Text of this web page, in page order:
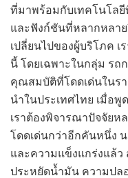
ที่มาพร้อมกับเทคโนโล
และฟังก์ชันที่หลากหลา
เปลี่ยนไปของผู้บริโภค
นี้ โดยเฉพาะในกลุ่ม รถ
คุณสมบัติที่โดดเด่นในรา
นำในประเทศไทย เมื่อ
เราต้องพิจารณาปัจจัยห
โดดเด่นกว่าอีกคันหนึ่ง
และความแข็งแกร่งแล้ว
ประหยัดน้ำมัน ความปล